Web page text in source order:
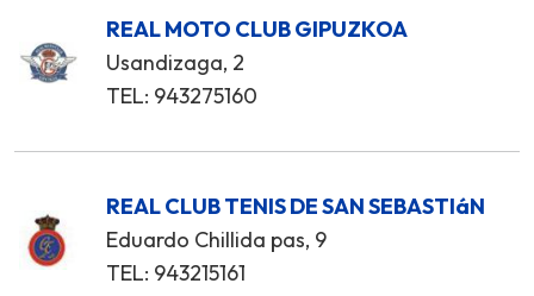
REAL MOTO CLUB GIPUZKOA
Usandizaga, 2
TEL: 943275160
REAL CLUB TENIS DE SAN SEBASTIáN
Eduardo Chillida pas, 9
TEL: 943215161